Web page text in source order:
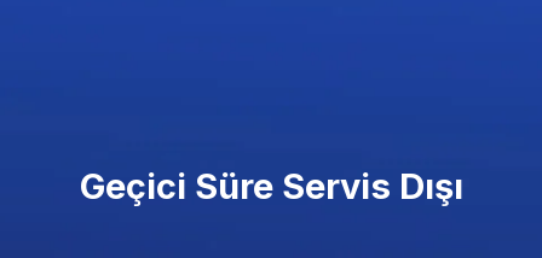
Geçici Süre Servis Dışı